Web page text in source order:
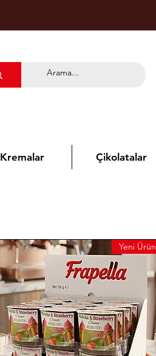
Kremalar Çikolatalar
Yeni Ürün